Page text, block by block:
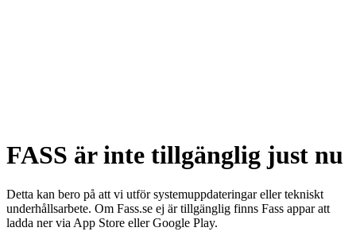
FASS är inte tillgänglig just nu
Detta kan bero på att vi utför systemuppdateringar eller tekniskt
underhållsarbete. Om Fass.se ej är tillgänglig finns Fass appar att
ladda ner via App Store eller Google Play.